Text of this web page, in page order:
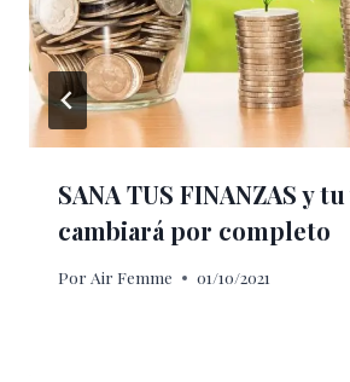
SANA TUS FINANZAS y
cambiará por completo
Por Air Femme 01/10/2021